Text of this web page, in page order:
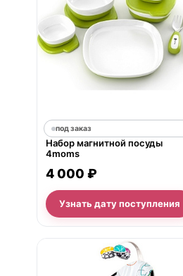
под заказ
Набор магнитной посуды
4moms
4 000 ₽
Узнать дату поступления